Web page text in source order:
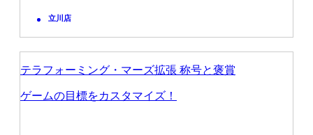
立川店
テラフォーミング・マーズ拡張 称号と褒賞
ゲームの目標をカスタマイズ！